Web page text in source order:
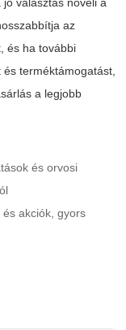
az
és ha további
terméktámogatást,
a legjobb
és orvosi
akciók, gyors